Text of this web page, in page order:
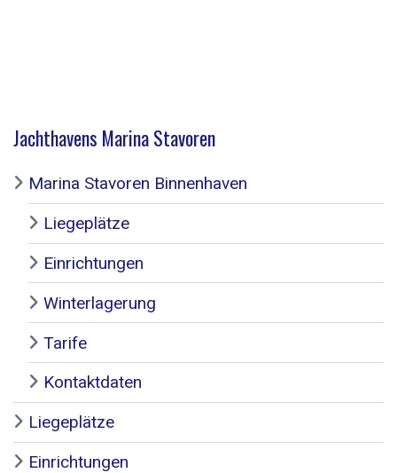
Jachthavens Marina Stavoren
Marina Stavoren Binnenhaven
Liegeplätze
Einrichtungen
Winterlagerung
Tarife
Kontaktdaten
Liegeplätze
Einrichtungen